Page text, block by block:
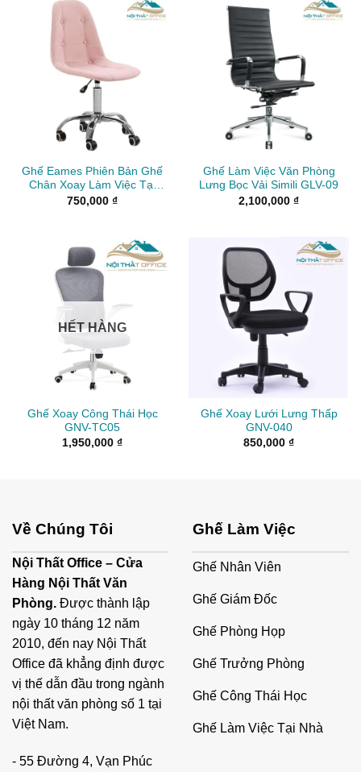
Ghế Eames Phiên Bản Ghế
Chân Xoay Làm Việc Tại
Nhà GLV-24
750,000 ₫
Ghế Làm Việc Văn Phòng
Lưng Bọc Vải Simili GLV-09
2,100,000 ₫
HẾT HÀNG
Ghế Xoay Công Thái Học
GNV-TC05
1,950,000 ₫
Ghế Xoay Lưới Lưng Thấp
GNV-040
850,000 ₫
Về Chúng Tôi
Nội Thất Office – Cửa
Hàng Nội Thất Văn
Phòng. Được thành lập
ngày 10 tháng 12 năm
2010, đến nay Nội Thất
Office đã khẳng định được
vị thế dẫn đầu trong ngành
nội thất văn phòng số 1 tại
Việt Nam.
- 55 Đường 4, Vạn Phúc
Ghế Làm Việc
Ghế Nhân Viên
Ghế Giám Đốc
Ghế Phòng Họp
Ghế Trưởng Phòng
Ghế Công Thái Học
Ghế Làm Việc Tại Nhà